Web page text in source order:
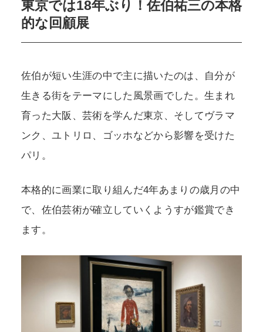
東京では18年ぶり！佐伯祐三の本格
的な回顧展
佐伯が短い生涯の中で主に描いたのは、自分が
生きる街をテーマにした風景画でした。生まれ
育った大阪、芸術を学んだ東京、そしてヴラマ
ンク、ユトリロ、ゴッホなどから影響を受けた
パリ。
本格的に画業に取り組んだ4年あまりの歳月の中
で、佐伯芸術が確立していくようすが鑑賞でき
ます。